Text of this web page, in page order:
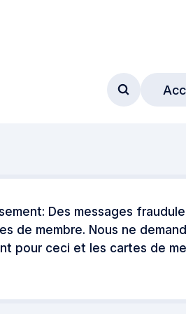
Accéder
Des messages
de membre. Nous ne
pour ceci et les cartes de